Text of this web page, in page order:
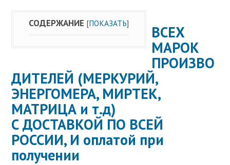
СОДЕРЖАНИЕ [ПОКАЗАТЬ]
ВСЕХ
МАРОК
ПРОИЗВО
ДИТЕЛЕЙ (МЕРКУРИЙ,
ЭНЕРГОМЕРА, МИРТЕК,
МАТРИЦА и т.д)
С ДОСТАВКОЙ ПО ВСЕЙ
РОССИИ, И оплатой при
получении